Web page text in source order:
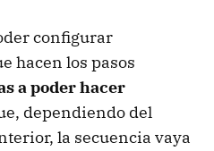
configurar
hacen los pasos
a poder hacer
dependiendo del
la secuencia vaya